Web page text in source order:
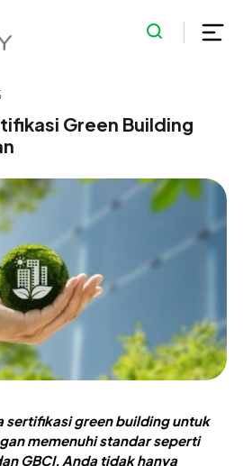
Green Building
sertifikasi green building untuk
memenuhi standar seperti
GBCI, Anda tidak hanya